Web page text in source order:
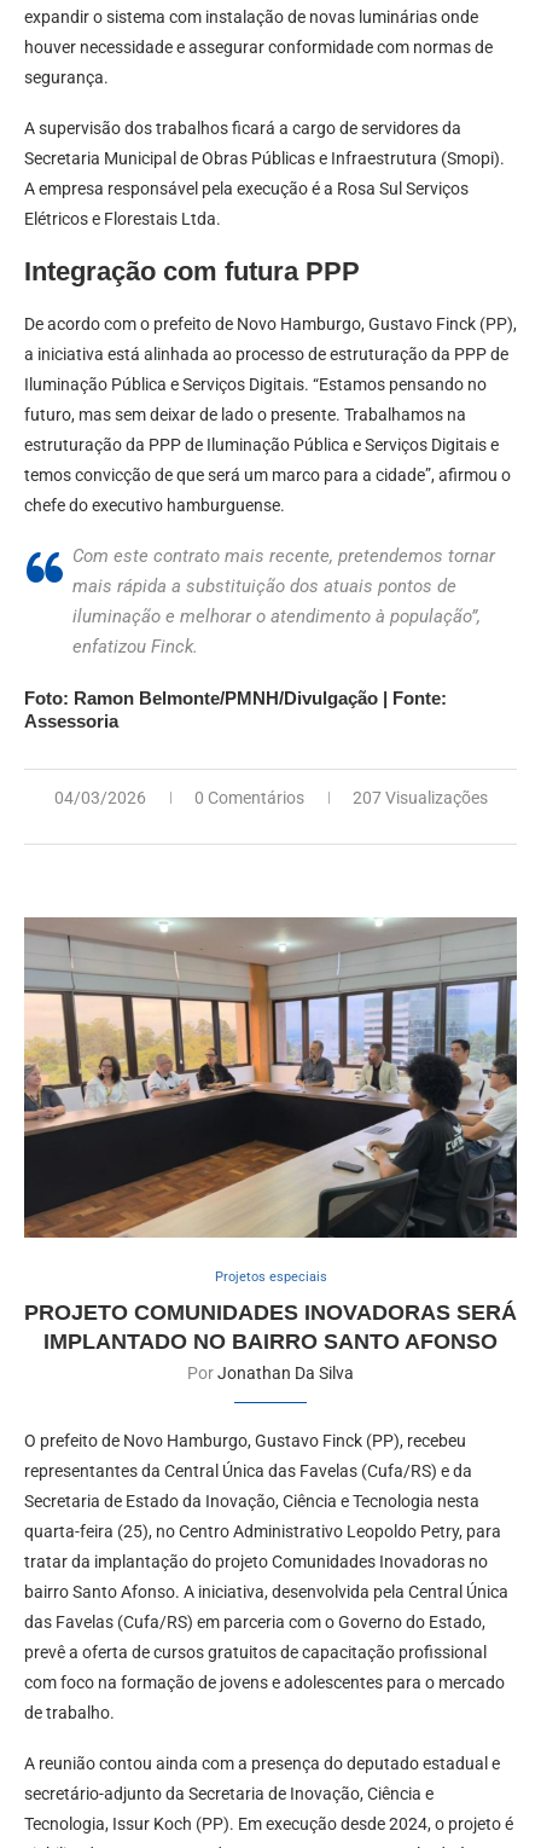
expandir o sistema com instalação de novas luminárias onde
houver necessidade e assegurar conformidade com normas de
segurança.
A supervisão dos trabalhos ficará a cargo de servidores da
Secretaria Municipal de Obras Públicas e Infraestrutura (Smopi).
A empresa responsável pela execução é a Rosa Sul Serviços
Elétricos e Florestais Ltda.
Integração com futura PPP
De acordo com o prefeito de Novo Hamburgo, Gustavo Finck (PP),
a iniciativa está alinhada ao processo de estruturação da PPP de
Iluminação Pública e Serviços Digitais. “Estamos pensando no
futuro, mas sem deixar de lado o presente. Trabalhamos na
estruturação da PPP de Iluminação Pública e Serviços Digitais e
temos convicção de que será um marco para a cidade”, afirmou o
chefe do executivo hamburguense.
Com este contrato mais recente, pretendemos tornar
mais rápida a substituição dos atuais pontos de
iluminação e melhorar o atendimento à população”,
enfatizou Finck.
Foto: Ramon Belmonte/PMNH/Divulgação | Fonte:
Assessoria
04/03/2026 0 Comentários 207 Visualizações
Projetos especiais
PROJETO COMUNIDADES INOVADORAS SERÁ
IMPLANTADO NO BAIRRO SANTO AFONSO
PorJonathan Da Silva
O prefeito de Novo Hamburgo, Gustavo Finck (PP), recebeu
representantes da Central Única das Favelas (Cufa/RS) e da
Secretaria de Estado da Inovação, Ciência e Tecnologia nesta
quarta-feira (25), no Centro Administrativo Leopoldo Petry, para
tratar da implantação do projeto Comunidades Inovadoras no
bairro Santo Afonso. A iniciativa, desenvolvida pela Central Única
das Favelas (Cufa/RS) em parceria com o Governo do Estado,
prevê a oferta de cursos gratuitos de capacitação profissional
com foco na formação de jovens e adolescentes para o mercado
de trabalho.
A reunião contou ainda com a presença do deputado estadual e
secretário-adjunto da Secretaria de Inovação, Ciência e
Tecnologia, Issur Koch (PP). Em execução desde 2024, o projeto é